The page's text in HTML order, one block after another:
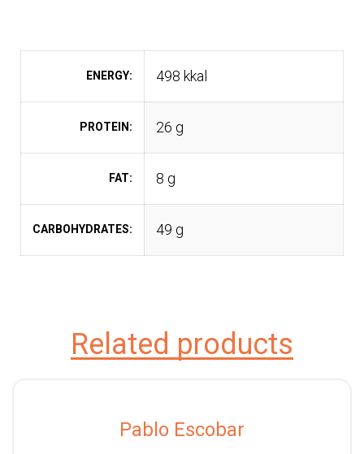
ENERGY 498 kkal
PROTEIN 26 g
FAT 8 g
CARBOHYDRATES 49 g
Related products
Pablo Escobar